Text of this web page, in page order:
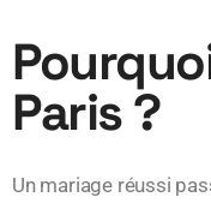
Paris ?
Un mariage réussi